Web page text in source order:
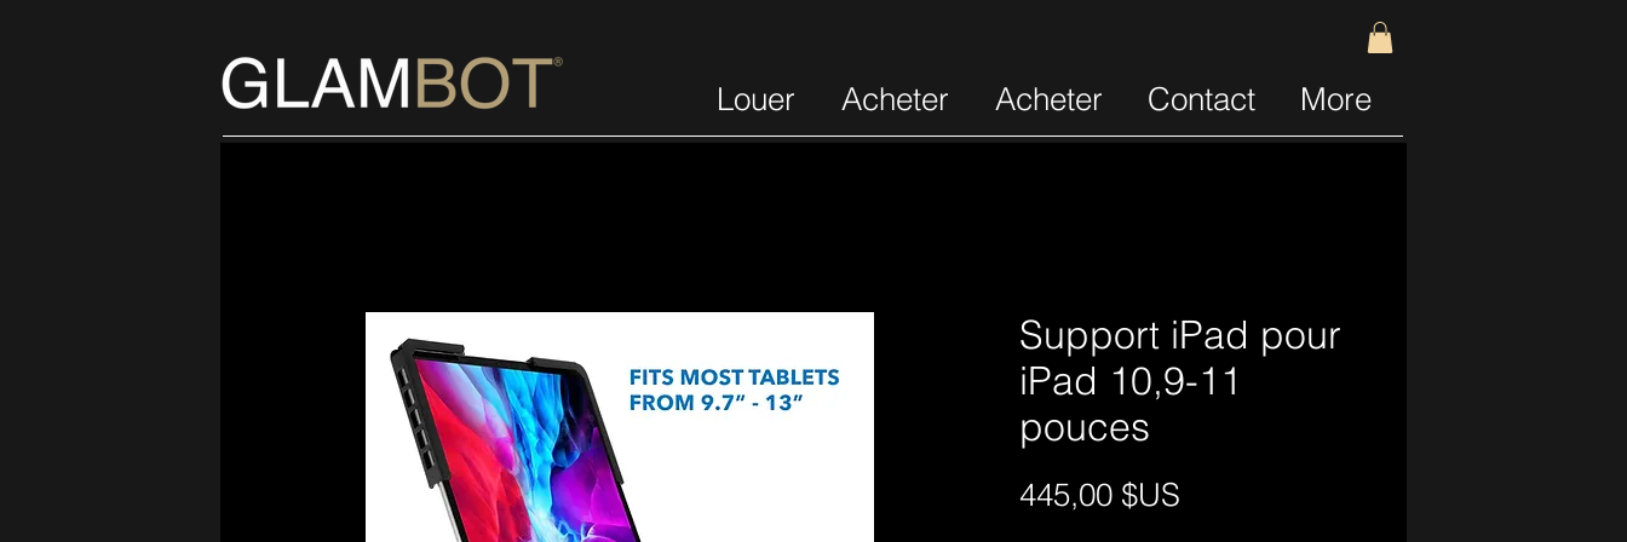
Louer Acheter Acheter Contact More
Support iPad pour
iPad 10,9-11
pouces
445,00 $US